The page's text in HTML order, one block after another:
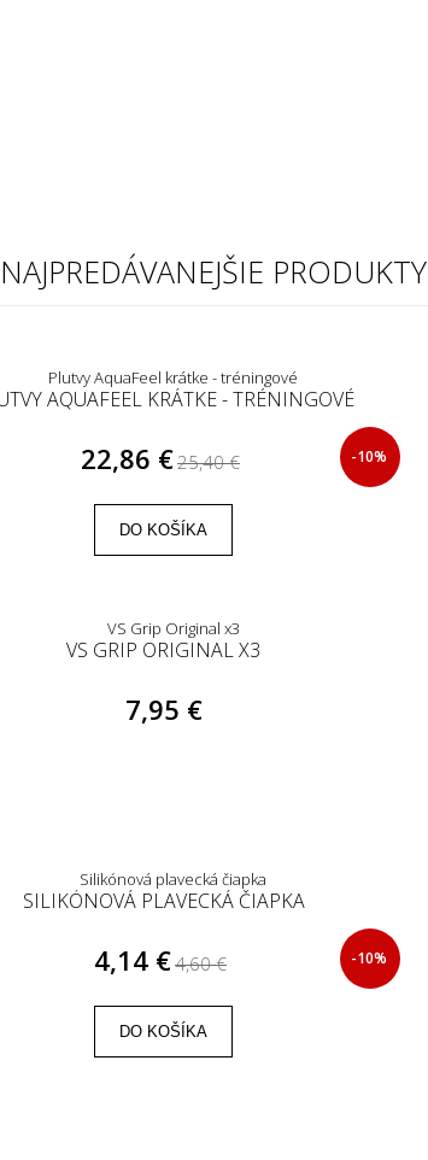
PRODUKTY
AQUAFEEL KRÁTKE - TRÉNINGOVÉ
22,86 €25,40 € -10%
DO KOŠÍKA
VS GRIP ORIGINAL X3
7,95 €
SILIKÓNOVÁ PLAVECKÁ ČIAPKA
4,14 €4,60 € -10%
DO KOŠÍKA